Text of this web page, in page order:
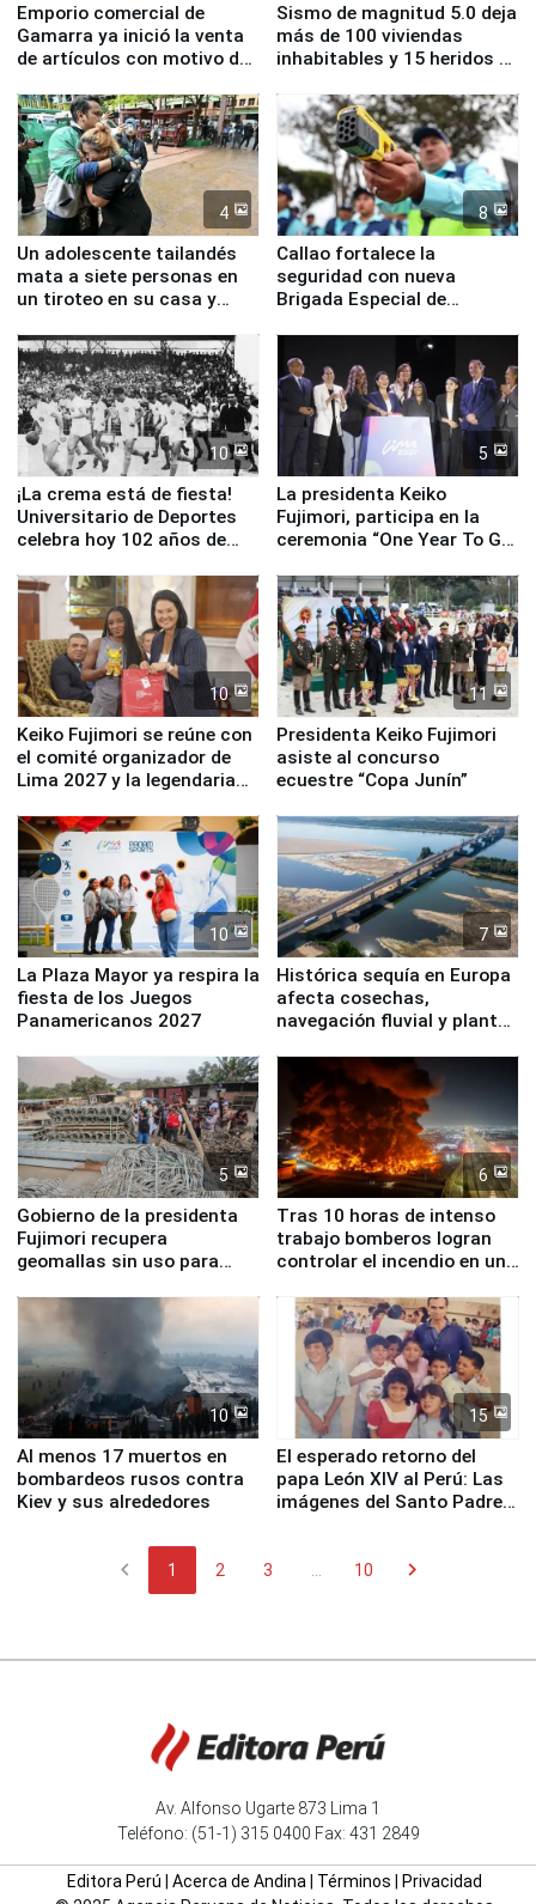
Emporio comercial de
Gamarra ya inició la venta
de artículos con motivo de
Sismo de magnitud 5.0 deja
más de 100 viviendas
inhabitables y 15 heridos en
4
Un adolescente tailandés
mata a siete personas en
un tiroteo en su casa y
8
Callao fortalece la
seguridad con nueva
Brigada Especial de
equipamiento para
Serenazgo
10
¡La crema está de fiesta!
Universitario de Deportes
celebra hoy 102 años de
5
La presidenta Keiko
Fujimori, participa en la
ceremonia “One Year To Go
10
Keiko Fujimori se reúne con
el comité organizador de
Lima 2027 y la legendaria
11
Presidenta Keiko Fujimori
asiste al concurso
ecuestre “Copa Junín”
10
La Plaza Mayor ya respira la
fiesta de los Juegos
Panamericanos 2027
7
Histórica sequía en Europa
afecta cosechas,
navegación fluvial y plantas
5
Gobierno de la presidenta
Fujimori recupera
geomallas sin uso para
Fenómeno El Niño
6
Tras 10 horas de intenso
trabajo bomberos logran
controlar el incendio en una
de Chile
10
Al menos 17 muertos en
bombardeos rusos contra
Kiev y sus alrededores
15
El esperado retorno del
papa León XIV al Perú: Las
imágenes del Santo Padre
chevron_left 1 2 3 10 chevron_right
Av. Alfonso Ugarte 873 Lima 1
Teléfono: (51-1) 315 0400 Fax: 431 2849
Editora Perú Acerca de Andina| Términos
Privacidad